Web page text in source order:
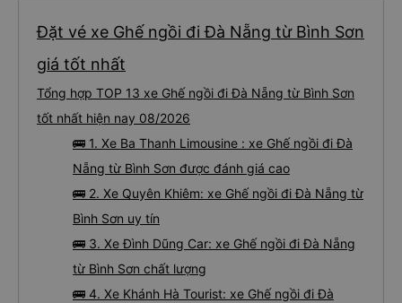
Đặt vé xe Ghế ngồi đi Đà Nẵng từ Bình Sơn
giá tốt nhất
Tổng hợp TOP 13 xe Ghế ngồi đi Đà Nẵng từ Bình Sơn
tốt nhất hiện nay 08/2026
🚌 1. Xe Ba Thanh Limousine : xe Ghế ngồi đi Đà
Nẵng từ Bình Sơn được đánh giá cao
🚌 2. Xe Quyên Khiêm: xe Ghế ngồi đi Đà Nẵng từ
Bình Sơn uy tín
🚌 3. Xe Đình Dũng Car: xe Ghế ngồi đi Đà Nẵng
từ Bình Sơn chất lượng
🚌 4. Xe Khánh Hà Tourist: xe Ghế ngồi đi Đà